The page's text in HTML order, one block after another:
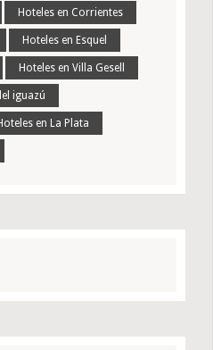
Hoteles en Corrientes
Hoteles en Esquel
Hoteles en Villa Gesell
iguazú
en La Plata